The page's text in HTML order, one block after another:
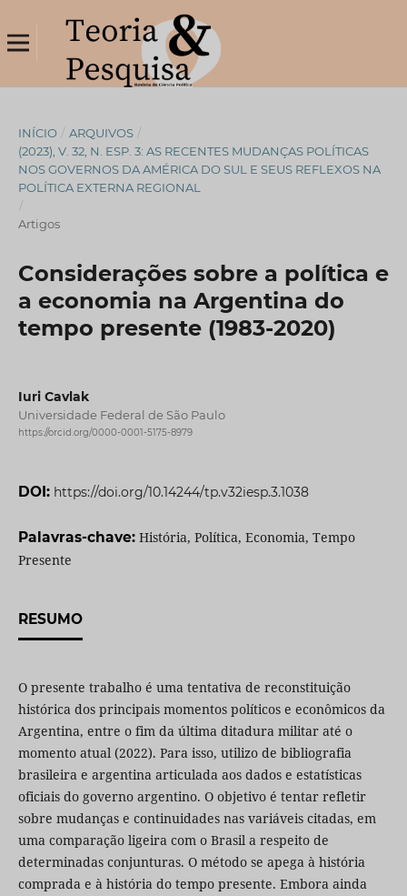
INÍCIO / ARQUIVOS /
(2023), V. 32, N. ESP. 3: AS RECENTES MUDANÇAS POLÍTICAS
NOS GOVERNOS DA AMÉRICA DO SUL E SEUS REFLEXOS NA
POLÍTICA EXTERNA REGIONAL
/
Artigos
Considerações sobre a política e
a economia na Argentina do
tempo presente (1983-2020)
Iuri Cavlak
Universidade Federal de São Paulo
https://orcid.org/0000-0001-5175-8979
DOI: https://doi.org/10.14244/tp.v32iesp.3.1038
Palavras-chave: História, Política, Economia, Tempo
Presente
RESUMO
O presente trabalho é uma tentativa de reconstituição
histórica dos principais momentos políticos e econômicos da
Argentina, entre o fim da última ditadura militar até o
momento atual (2022). Para isso, utilizo de bibliografia
brasileira e argentina articulada aos dados e estatísticas
oficiais do governo argentino. O objetivo é tentar refletir
sobre mudanças e continuidades nas variáveis citadas, em
uma comparação ligeira com o Brasil a respeito de
determinadas conjunturas. O método se apega à história
comprada e à história do tempo presente. Embora ainda